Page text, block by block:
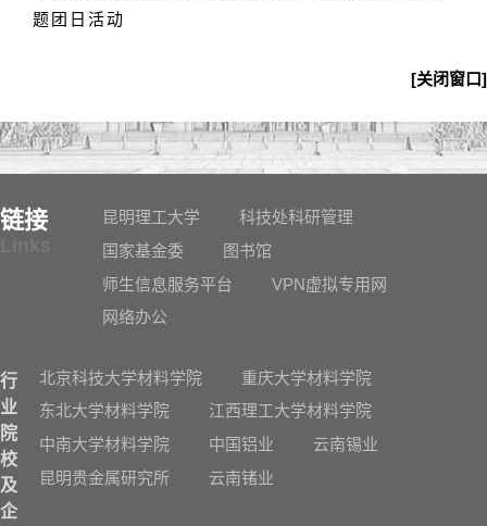
题团日活动
[关闭窗口]
链接 昆明理工大学
科技处科研管理
国家基金委
图书馆
师生信息服务平台
VPN虚拟专用网
网络办公
行
业
院
校
及
企
北京科技大学材料学院
重庆大学材料学院
东北大学材料学院
江西理工大学材料学院
中南大学材料学院
中国铝业
云南锡业
昆明贵金属研究所
云南锗业